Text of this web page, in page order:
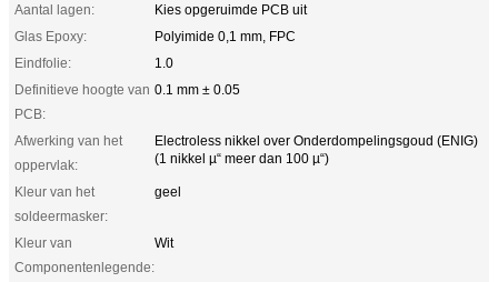
Aantal lagen:
Kies opgeruimde PCB uit
Glas Epoxy:
Polyimide 0,1 mm, FPC
Eindfolie:
1.0
Definitieve hoogte van
PCB:
0.1 mm ± 0.05
Afwerking van het
oppervlak:
Electroless nikkel over Onderdompelingsgoud (ENIG)
(1 nikkel µ“ meer dan 100 µ“)
Kleur van het
soldeermasker:
geel
Kleur van
Componentenlegende:
Wit